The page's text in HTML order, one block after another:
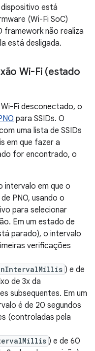
está
(Wi-Fi SoC)
framework não realiza
está desligada.
Wi-Fi (estado
Fi desconectado, o
para SSIDs. O
uma lista de SSIDs
em que fazer a
for encontrado, o
intervalo em que o
PNO, usando o
para selecionar
Em um estado de
parado), o intervalo
verificações
) e de
de 3x da
subsequentes. Em um
é de 20 segundos
(controladas pela
) e de 60